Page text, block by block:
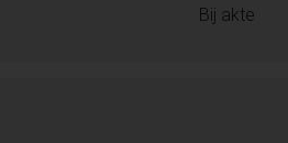
Bij akte